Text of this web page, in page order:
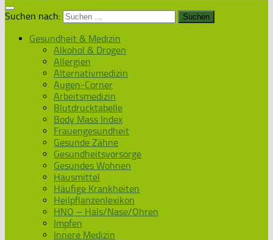
Suchen nach:
Gesundheit & Medizin
Alkohol & Drogen
Allergien
Alternativmedizin
Augen-Corner
Arbeitsmedizin
Blutdrucktabelle
Body Mass Index
Frauengesundheit
Gesunde Zähne
Gesundheitsvorsorge
Gesundes Wohnen
Hausmittel
Häufige Krankheiten
Heilpflanzenlexikon
HNO – Hals/Nase/Ohren
Impfen
Innere Medizin